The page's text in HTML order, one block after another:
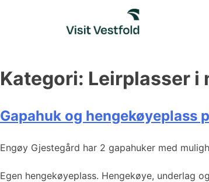
Kategori: Leirplasser i
Gapahuk og hengekøyeplass
Engøy Gjestegård har 2 gapahuker med
Egen hengekøyeplass. Hengekøye, underlag